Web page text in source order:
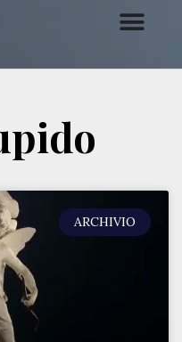
ARCHIVIO